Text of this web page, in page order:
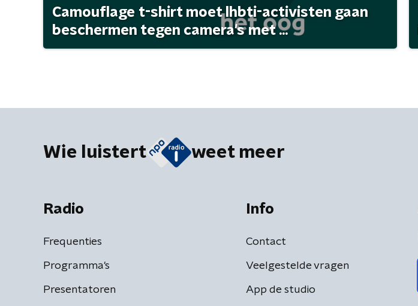
Camouflage t-shirt moet lhbti-activisten gaan
beschermen tegen camera's met ...
Wie luistert weet meer
Radio
Frequenties
Programma's
Presentatoren
Info
Contact
Veelgestelde vragen
App de studio